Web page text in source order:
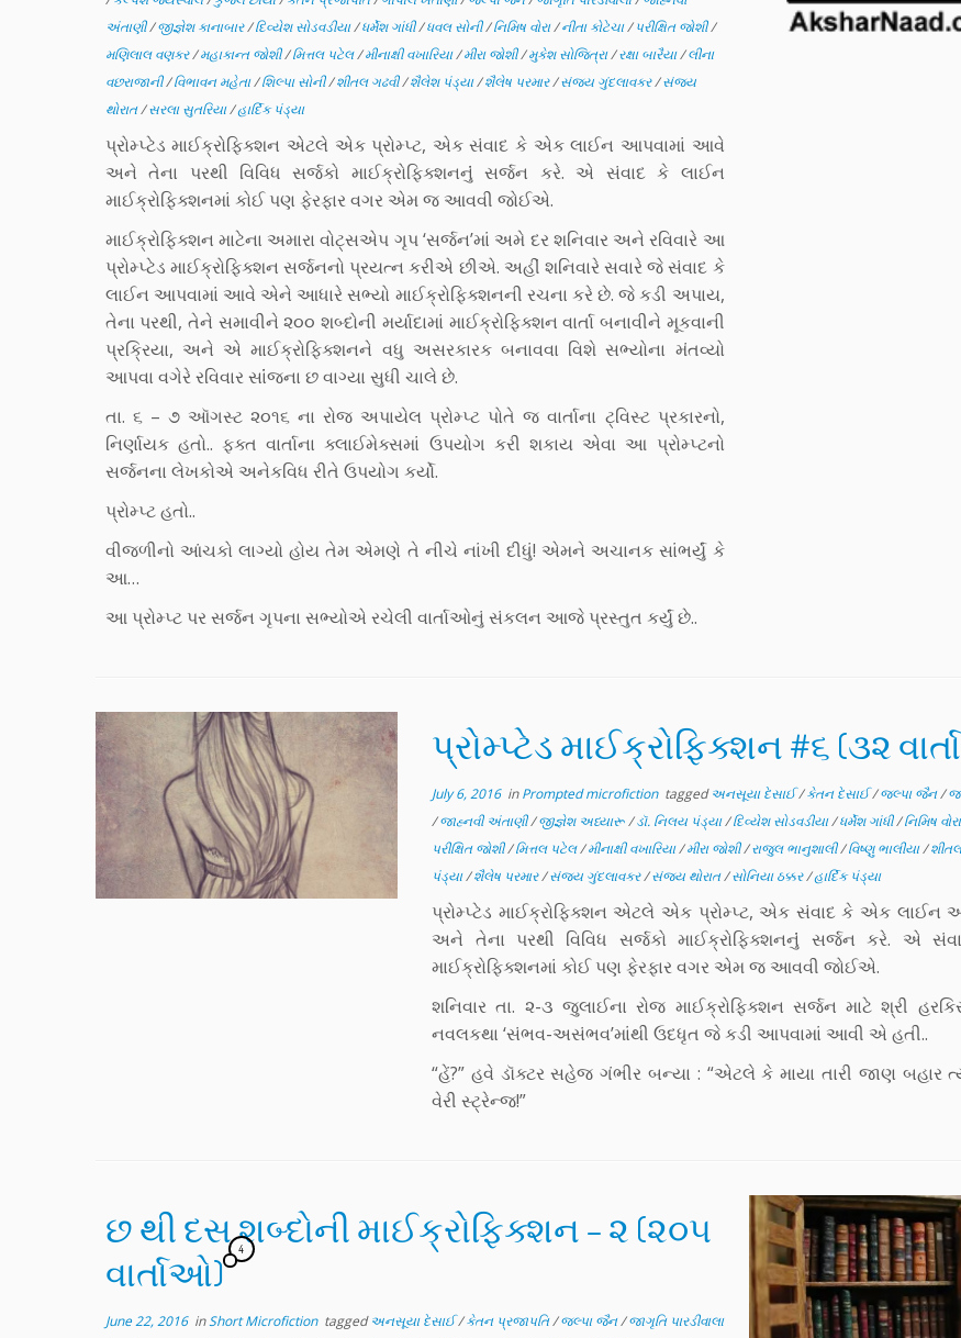
અંતાણી/જીજ્ઞેશ કાનાબાર/દિવ્યેશ સોડવડીયા/ધર્મેશ ગાંધી/ધવલ સોની/નિમિષ વોરા/નીતા કોટેચા/પરીક્ષિત જોશી/
મણિલાલ વણકર/મહાકાન્ત જોશી/મિત્તલ પટેલ/મીનાક્ષી વખારિયા/મીરા જોશી/મુકેશ સોજિત્રા/રક્ષા બારૈયા/લીના
વછરાજાની/વિભાવન મહેતા/શિલ્પા સોની/શીતલ ગઢવી/શૈલેશ પંડ્યા/શૈલેષ પરમાર/સંજય ગુંદલાવકર/સંજય
થોરાત/સરલા સુતરિયા/હાર્દિક પંડ્યા
પ્રોમ્પ્ટેડ માઈક્રોફિક્શન એટલે એક પ્રોમ્પ્ટ, એક સંવાદ કે એક લાઈન આપવામાં આવે
અને તેના પરથી વિવિધ સર્જકો માઈક્રોફિક્શનનુંં સર્જન કરે. એ સંવાદ કે લાઈન
માઈક્રોફિક્શનમાં કોઈ પણ ફેરફાર વગર એમ જ આવવી જોઈએ.
માઈક્રોફિક્શન માટેના અમારા વોટ્સએપ ગૃપ ‘સર્જન’માં અમે દર શનિવાર અને રવિવારે આ
પ્રોમ્પ્ટેડ માઈક્રોફિક્શન સર્જનનો પ્રયત્ન કરીએ છીએ. અહીં શનિવારે સવારે જે સંવાદ કે
લાઈન આપવામાં આવે એને આધારે સભ્યો માઈક્રોફિક્શનની રચના કરે છે. જે કડી અપાય,
તેના પરથી, તેને સમાવીને ૨૦૦ શબ્દોની મર્યાદામાં માઈક્રોફિક્શન વાર્તા બનાવીને મૂકવાની
પ્રક્રિયા, અને એ માઈક્રોફિક્શનને વધુ અસરકારક બનાવવા વિશે સભ્યોના મંતવ્યો
આપવા વગેરે રવિવાર સાંંજના છ વાગ્યા સુધી ચાલે છે.
તા. ૬ – ૭ ઑગસ્ટ ૨૦૧૬ ના રોજ અપાયેલ પ્રોમ્પ્ટ પોતે જ વાર્તાના ટ્વિસ્ટ પ્રકારનો,
નિર્ણાયક હતો.. ફક્ત વાર્તાના ક્લાઈમેક્સમાં ઉપયોગ કરી શકાય એવા આ પ્રોમ્પ્ટનો
સર્જનના લેખકોએ અનેકવિધ રીતે ઉપયોગ કર્યો.
પ્રોમ્પ્ટ હતો..
વીજળીનો આંચકો લાગ્યો હોય તેમ એમણે તે નીચે નાંખી દીધું! એમને અચાનક સાંભર્યું કે
આ…
આ પ્રોમ્પ્ટ પર સર્જન ગૃપના સભ્યોએ રચેલી વાર્તાઓનું સંકલન આજે પ્રસ્તુત કર્યું છે..
પ્રોમ્પ્ટેડ માઈક્રોફિક્શન #૬ (૩૨
July 6, 2016inPrompted microfiction taggedઅનસૂયા દેસાઈ/કેતન દેસાઈ/જલ્પા જૈન/
/જાહ્નવી અંતાણી/જીજ્ઞેશ અધ્યારૂ/ડૉ. નિલય પંડ્યા/દિવ્યેશ સોડવડીયા/ધર્મેશ ગાંધી/નિમિષ
પરીક્ષિત જોશી/મિત્તલ પટેલ/મીનાક્ષી વખારિયા/મીરા જોશી/રાજુલ ભાનુશાલી/વિષ્ણુ ભાલીયા/
પંડ્યા/શૈલેષ પરમાર/સંજય ગુંદલાવકર/સંજય થોરાત/સોનિયા ઠક્કર/હાર્દિક પંડ્યા
પ્રોમ્પ્ટેડ માઈક્રોફિક્શન એટલે એક પ્રોમ્પ્ટ, એક સંવાદ કે એક લાઈન
અને તેના પરથી વિવિધ સર્જકો માઈક્રોફિક્શનનુંં સર્જન કરે. એ
માઈક્રોફિક્શનમાં કોઈ પણ ફેરફાર વગર એમ જ આવવી જોઈએ.
શનિવાર તા. ૨-૩ જુલાઈના રોજ માઈક્રોફિક્શન સર્જન માટે શ્રી
નવલકથા ‘સંભવ-અસંભવ’માંથી ઉદધૃત જે કડી આપવામાં આવી એ હતી..
“હેં?” હવે ડૉક્ટર સહેજ ગંભીર બન્યા : “એટલે કે માયા તારી જાણ બહાર
વેરી સ્ટ્રેન્જ!”
છ થી દસ શબ્દોની માઈક્રોફિક્શન – ૨ (૨૦૫
વાર્તાઓ)
4
June 22, 2016inShort Microfiction taggedઅનસૂયા દેસાઈ/કેતન પ્રજાપતિ/જલ્પા જૈન/જાગૃતિ પારડીવાલા